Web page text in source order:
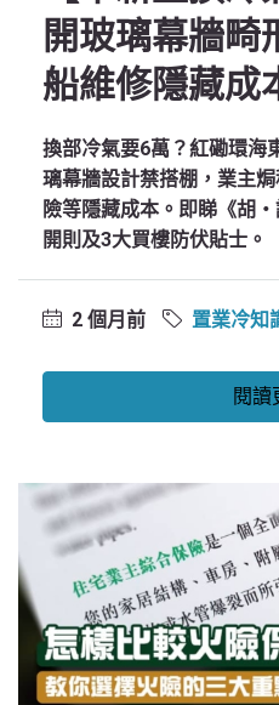
開玻璃幕牆畸
船維修隱藏成
換部冷氣要6萬？紅磡環海
璃幕牆設計禁搭棚，業主
險等隱藏成本。即睇《胡
開則及3大買樓防伏貼士。
2 個月前 置業冷知
閱讀